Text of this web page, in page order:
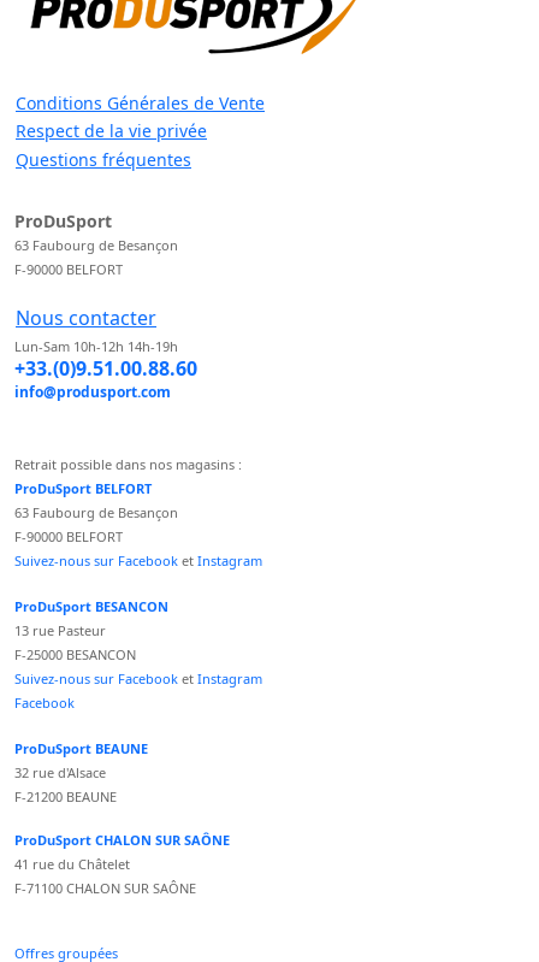
Conditions Générales de Vente
Respect de la vie privée
Questions fréquentes
ProDuSport
63 Faubourg de Besançon
F-90000 BELFORT
Nous contacter
Lun-Sam 10h-12h 14h-19h
+33.(0)9.51.00.88.60
info@produsport.com
Retrait possible dans nos magasins :
ProDuSport BELFORT
63 Faubourg de Besançon
F-90000 BELFORT
Suivez-nous sur Facebook et Instagram
ProDuSport BESANCON
13 rue Pasteur
F-25000 BESANCON
Suivez-nous sur Facebook et Instagram
Facebook
ProDuSport BEAUNE
32 rue d'Alsace
F-21200 BEAUNE
ProDuSport CHALON SUR SAÔNE
41 rue du Châtelet
F-71100 CHALON SUR SAÔNE
Offres groupées